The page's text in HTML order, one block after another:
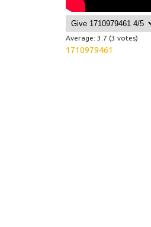
Average: 3.7 (3 votes)
1710979461